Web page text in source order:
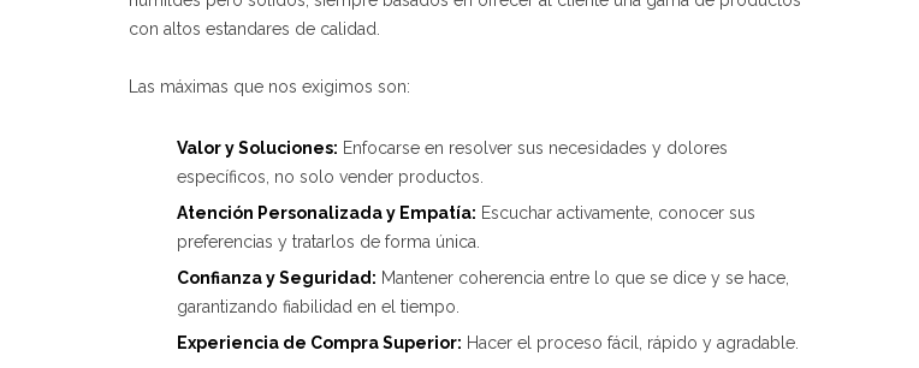
con altos estandares de calidad.
Las máximas que nos exigimos son:
Valor y Soluciones: Enfocarse en resolver sus necesidades y dolores
específicos, no solo vender productos.
Atención Personalizada y Empatía: Escuchar activamente, conocer sus
preferencias y tratarlos de forma única.
Confianza y Seguridad: Mantener coherencia entre lo que se dice y se hace,
garantizando fiabilidad en el tiempo.
Experiencia de Compra Superior: Hacer el proceso fácil, rápido y agradable.